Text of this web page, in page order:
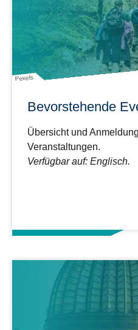
Pexels
Bevorstehende
Übersicht und
Veranstaltungen.
Verfügbar auf: Englisch.